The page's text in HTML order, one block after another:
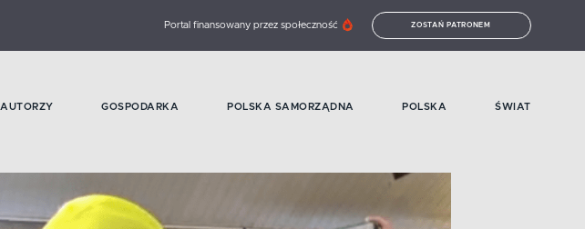
Portal finansowany przez społeczność ZOSTAŃ PATRONEM
AUTORZY GOSPODARKA POLSKA SAMORZĄDNA POLSKA ŚWIAT